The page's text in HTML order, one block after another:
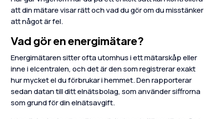
att din mätare visar rätt och vad du gör om du misstänker
att något är fel.
Vad gör en energimätare?
Energimätaren sitter ofta utomhus i ett mätarskåp eller
inne i elcentralen, och det är den som registrerar exakt
hur mycket el du förbrukar i hemmet. Den rapporterar
sedan datan till ditt elnätsbolag, som använder siffrorna
som grund för din elnätsavgift.